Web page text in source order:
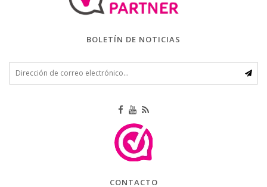
BOLETÍN DE NOTICIAS
CONTACTO